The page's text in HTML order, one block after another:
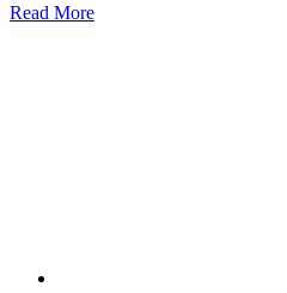
Read More